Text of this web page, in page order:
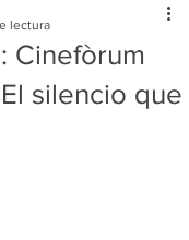
Cinefòrum
silencio que
lectura